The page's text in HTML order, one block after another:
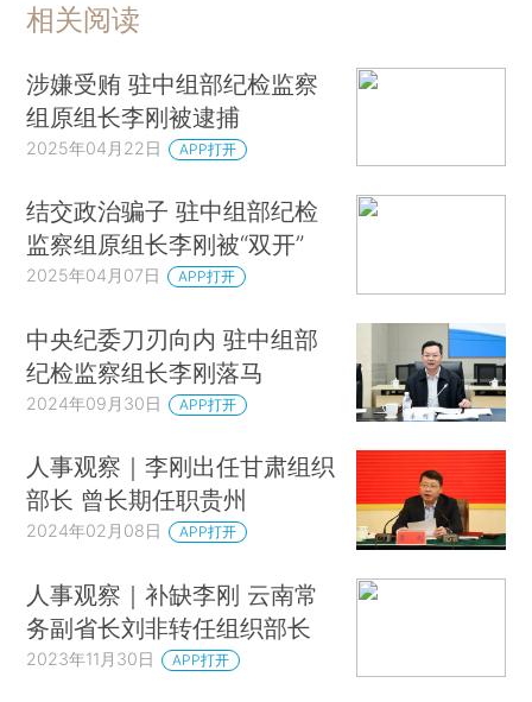
相关阅读
涉嫌受贿 驻中组部纪检监察
组原组长李刚被逮捕
2025年04月22日 APP打开
结交政治骗子 驻中组部纪检
监察组原组长李刚被“双开”
2025年04月07日 APP打开
中央纪委刀刃向内 驻中组部
纪检监察组长李刚落马
2024年09月30日 APP打开
人事观察｜李刚出任甘肃组织
部长 曾长期任职贵州
2024年02月08日 APP打开
人事观察｜补缺李刚 云南常
务副省长刘非转任组织部长
2023年11月30日 APP打开